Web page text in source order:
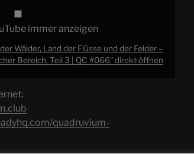
immer anzeigen
Wälder, Land der Flüsse und der Felder –
Bereich, Teil 3 | QC #066“ direkt öffnen
quadruvium-